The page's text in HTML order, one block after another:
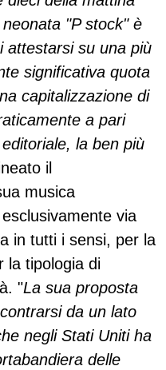
"P stock" è
attestarsi su una più
significativa quota
capitalizzazione di
a pari
la ben più
il
musica
via
in tutti i sensi, per la
la tipologia di
"La sua proposta
da un lato
negli Stati Uniti ha
delle